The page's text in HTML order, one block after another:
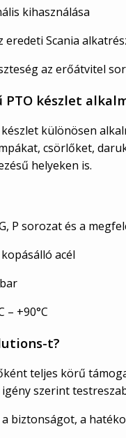
kihasználása
Scania
az erőátvitel
PTO készlet
különösen
csörlőket,
helyeken is.
P sorozat és a
acél
– +90°C
t?
teljes körű
szerint
a biztonságot, a